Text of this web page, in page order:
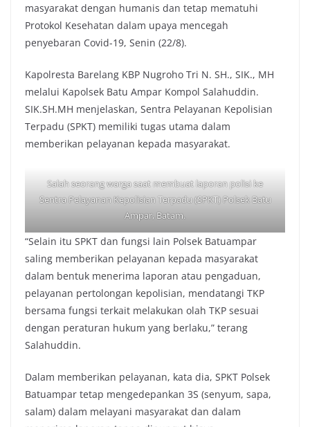
masyarakat dengan humanis dan tetap mematuhi
Protokol Kesehatan dalam upaya mencegah
penyebaran Covid-19, Senin (22/8).
Kapolresta Barelang KBP Nugroho Tri N. SH., SIK., MH
melalui Kapolsek Batu Ampar Kompol Salahuddin.
SIK.SH.MH menjelaskan, Sentra Pelayanan Kepolisian
Terpadu (SPKT) memiliki tugas utama dalam
memberikan pelayanan kepada masyarakat.
Salah seorang warga saat membuat laporan polisi ke
Sentra Pelayanan Kepolisian Terpadu (SPKT) Polsek Batu
Ampar, Batam.
“Selain itu SPKT dan fungsi lain Polsek Batuampar
saling memberikan pelayanan kepada masyarakat
dalam bentuk menerima laporan atau pengaduan,
pelayanan pertolongan kepolisian, mendatangi TKP
bersama fungsi terkait melakukan olah TKP sesuai
dengan peraturan hukum yang berlaku,” terang
Salahuddin.
Dalam memberikan pelayanan, kata dia, SPKT Polsek
Batuampar tetap mengedepankan 3S (senyum, sapa,
salam) dalam melayani masyarakat dan dalam